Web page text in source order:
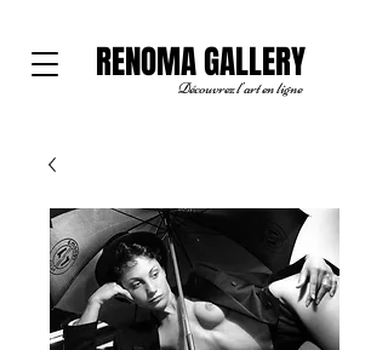
RENOMA GALLERY
Découvrez l'art en ligne